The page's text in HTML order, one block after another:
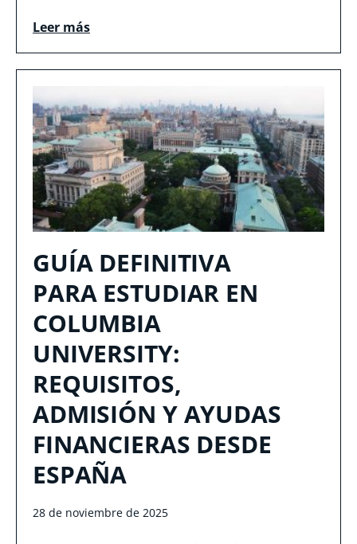
Leer más
GUÍA DEFINITIVA
PARA ESTUDIAR EN
COLUMBIA
UNIVERSITY:
REQUISITOS,
ADMISIÓN Y AYUDAS
FINANCIERAS DESDE
ESPAÑA
28 de noviembre de 2025